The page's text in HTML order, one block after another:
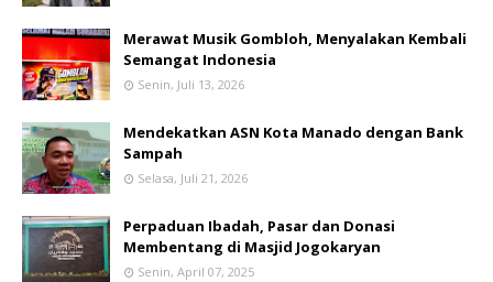
Merawat Musik Gombloh, Menyalakan Kembali
Semangat Indonesia
Senin, Juli 13, 2026
Mendekatkan ASN Kota Manado dengan Bank
Sampah
Selasa, Juli 21, 2026
Perpaduan Ibadah, Pasar dan Donasi
Membentang di Masjid Jogokaryan
Senin, April 07, 2025